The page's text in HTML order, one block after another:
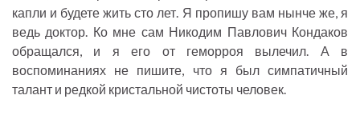
капли и будете жить сто лет. Я пропишу вам нынче же, я
ведь доктор. Ко мне сам Никодим Павлович Кондаков
обращался, и я его от геморроя вылечил. А в
воспоминаниях не пишите, что я был симпатичный
талант и редкой кристальной чистоты человек.